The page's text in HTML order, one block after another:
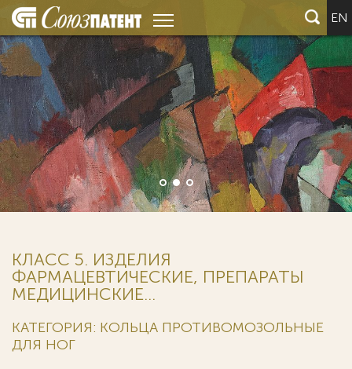
EN
КЛАСС 5. ИЗДЕЛИЯ
ФАРМАЦЕВТИЧЕСКИЕ, ПРЕПАРАТЫ
МЕДИЦИНСКИЕ...
КАТЕГОРИЯ: КОЛЬЦА ПРОТИВОМОЗОЛЬНЫЕ
ДЛЯ НОГ